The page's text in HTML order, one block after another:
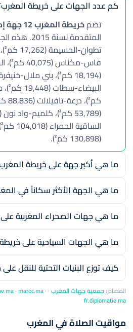
كم عدد الجهات على خريطة
تضمخريطة المغرب12 جهة إدارية
المتقدمة
فاس-
(130,898 كم²).
ما هي أكبر جهة على خريطة
ما هي الجهة الأكثر سكاناً في
ما هي جهات الصحراء المغربية
ما هي الجهات السياحية على
كيف توزع البنيات التحتية للنقل
المصادر:جمعية جهات المغرب·
·maroc.ma·
fr.diplomatie.ma
مواقيت الصلاة في المغرب